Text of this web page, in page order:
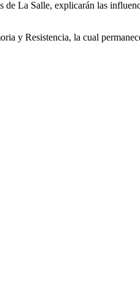
de La Salle, explicarán las
y Resistencia, la cual